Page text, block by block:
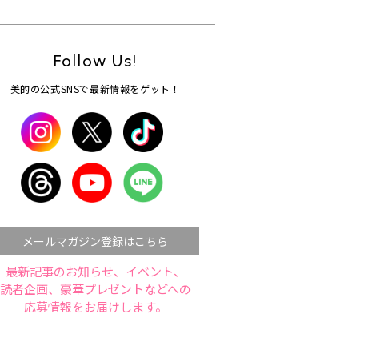
Follow Us!
美的の公式SNSで最新情報をゲット！
メールマガジン登録はこちら
最新記事のお知らせ、イベント、
読者企画、豪華プレゼントなどへの
応募情報をお届けします。